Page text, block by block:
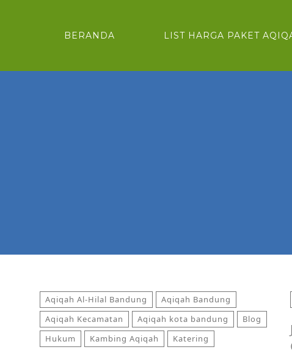
BERANDA LIST HARGA PAKET
Aqiqah Al-Hilal Bandung
Aqiqah Bandung
Aqiqah Kecamatan
Aqiqah kota bandung
Blog
Hukum
Kambing Aqiqah Katering